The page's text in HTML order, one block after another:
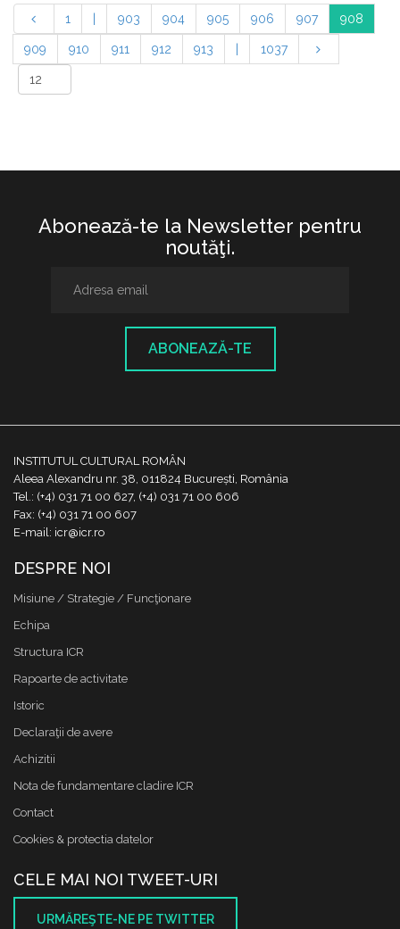
1 903 904 905 906 907 908
909 910 911 912 913 1037
Abonează-te la Newsletter pentru
noutăţi.
ABONEAZĂ-TE
INSTITUTUL CULTURAL ROMÂN
Aleea Alexandru nr. 38, 011824 București, România
Tel.: (+4) 031 71 00 627, (+4) 031 71 00 606
Fax: (+4) 031 71 00 607
E-mail: icr@icr.ro
DESPRE NOI
Misiune / Strategie / Funcţionare
Echipa
Structura ICR
Rapoarte de activitate
Istoric
Declaraţii de avere
Achizitii
Nota de fundamentare cladire ICR
Contact
Cookies & protectia datelor
CELE MAI NOI TWEET-URI
URMĂREŞTE-NE PE TWITTER